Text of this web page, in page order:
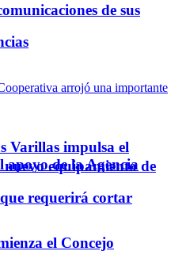
de sus
equipamiento de
requerirá cortar
Varillas impulsa el
apoyo de la Agencia
el Concejo